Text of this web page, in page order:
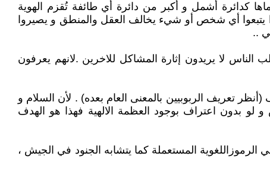
كدائرة أشمل و أكبر من دائرة أي طائفة تُقزم الهوية
يتبعوا أي شخص أو شيء يخالف العقل والمنطق و يصيروا
..
لا يريدون إثارة المشاكل للاخرين .لانهم يعرفون
تعريف الربوبيين بالمعنى العام بعده) . لأن السلام و
لو بدون اعتراف بوجود العظمة الالهية فهذا هو الهدف
الرموزاللغوية المستعملة كما يتشابه الجنود في الجيش ،